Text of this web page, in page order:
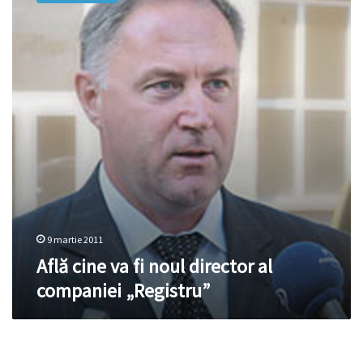
9 martie 2011
Află cine va fi noul director al
companiei „Registru”